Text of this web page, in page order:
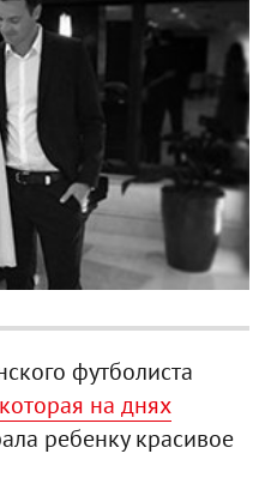
футболиста
на днях
ребенку красивое